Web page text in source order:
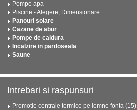
Pompe apa
Piscine - Alegere, Dimensionare
Panouri solare
Cazane de abur
Pompe de caldura
Incalzire in pardoseala
Saune
Intrebari si raspunsuri
Promotie centrale termice pe lemne fonta (15)